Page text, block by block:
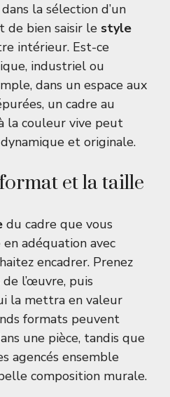
la sélection d’un
de bien saisir le style
intérieur. Est-ce
industriel ou
dans un espace aux
un cadre au
la couleur vive peut
et originale.
et la taille
du cadre que vous
adéquation avec
encadrer. Prenez
l’œuvre, puis
la mettra en valeur
formats peuvent
une pièce, tandis que
agencés ensemble
composition murale.